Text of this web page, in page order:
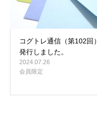
コグトレ通信（第102回）
発行しました。
2024.07.26
会員限定